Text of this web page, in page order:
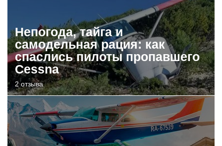
Непогода, тайга и
самодельная рация: как
спаслись пилоты пропавшего
Cessna
2 отзыва